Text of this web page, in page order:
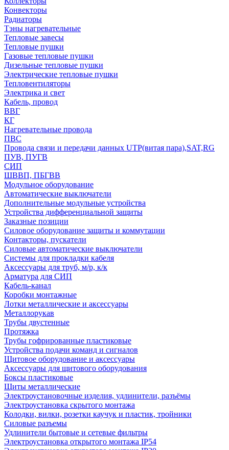
Конвекторы
Радиаторы
Тэны нагревательные
Тепловые завесы
Тепловые пушки
Газовые тепловые пушки
Дизельные тепловые пушки
Электрические тепловые пушки
Тепловентиляторы
Электрика и свет
Кабель, провод
ВВГ
КГ
Нагревательные провода
ПВС
Провода связи и передачи данных UTP(витая пара),SAT,RG
ПУВ, ПУГВ
СИП
ШВВП, ПБГВВ
Модульное оборудование
Автоматические выключатели
Дополнительные модульные устройства
Устройства дифференциальной защиты
Заказные позиции
Силовое оборудование защиты и коммутации
Контакторы, пускатели
Силовые автоматические выключатели
Системы для прокладки кабеля
Аксессуары для труб, м/р, к/к
Арматура для СИП
Кабель-канал
Коробки монтажные
Лотки металлические и аксессуары
Металлорукав
Трубы двустенные
Протяжка
Трубы гофрированные пластиковые
Устройства подачи команд и сигналов
Щитовое оборудование и аксессуары
Аксессуары для щитового оборудования
Боксы пластиковые
Щиты металлические
Электроустановочные изделия, удлинители, разъёмы
Электроустановка скрытого монтажа
Колодки, вилки, розетки каучук и пластик, тройники
Силовые разъемы
Удлинители бытовые и сетевые фильтры
Электроустановка открытого монтажа IP54